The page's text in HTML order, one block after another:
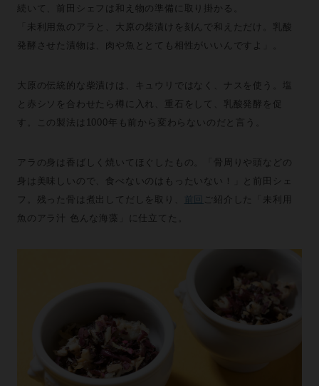
続いて、前田シェフは和え物の準備に取り掛かる。
「未利用魚のアラと、大原の柴漬けを刻んで和えただけ。乳酸
発酵させた漬物は、肉や魚ととても相性がいいんですよ」。
大原の伝統的な柴漬けは、キュウリではなく、ナスを使う。塩
と赤シソを合わせたら樽に入れ、重石をして、乳酸発酵を促
す。この製法は1000年も前から変わらないのだと言う。
アラの身は香ばしく焼いてほぐしたもの。「骨周りや頭などの
身は美味しいので、食べないのはもったいない！」と前田シェ
フ。残った骨は煮出してだしを取り、
前回
ご紹介した「未利用
魚のアラ汁 色んな海藻」に仕立てた。